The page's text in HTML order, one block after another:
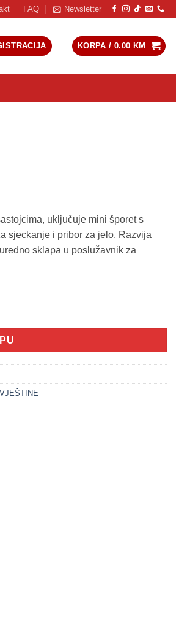
FAQ Newsletter
KORPA / 0.00 KM
uključuje mini šporet s
sjeckanje i pribor za jelo. Razvija
sklapa u poslužavnik za